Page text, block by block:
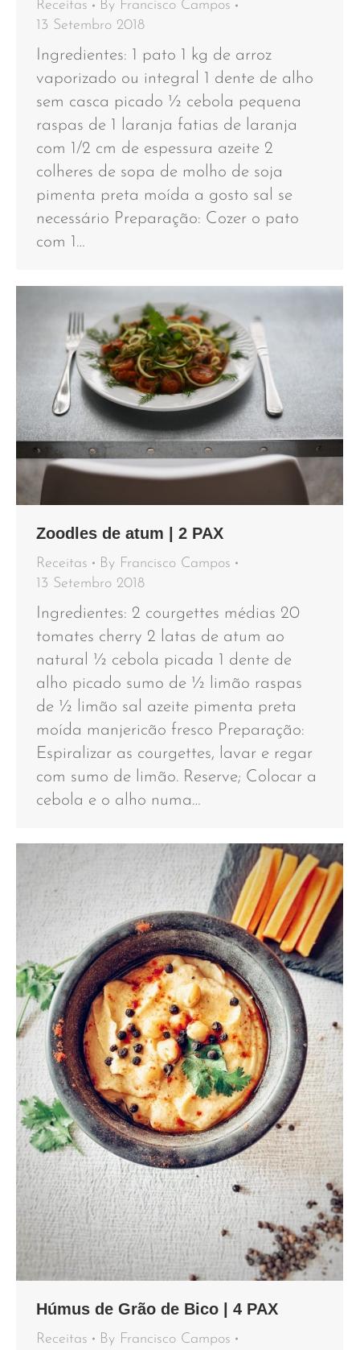
Receitas By Francisco Campos
13 Setembro 2018
Ingredientes: 1 pato 1 kg de arroz
vaporizado ou integral 1 dente de alho
sem casca picado ½ cebola pequena
raspas de 1 laranja fatias de laranja
com 1/2 cm de espessura azeite 2
colheres de sopa de molho de soja
pimenta preta moída a gosto sal se
necessário Preparação: Cozer o pato
com 1…
Zoodles de atum | 2 PAX
Receitas By Francisco Campos
13 Setembro 2018
Ingredientes: 2 courgettes médias 20
tomates cherry 2 latas de atum ao
natural ½ cebola picada 1 dente de
alho picado sumo de ½ limão raspas
de ½ limão sal azeite pimenta preta
moída manjericão fresco Preparação:
Espiralizar as courgettes, lavar e regar
com sumo de limão. Reserve; Colocar a
cebola e o alho numa…
Húmus de Grão de Bico | 4 PAX
Receitas By Francisco Campos